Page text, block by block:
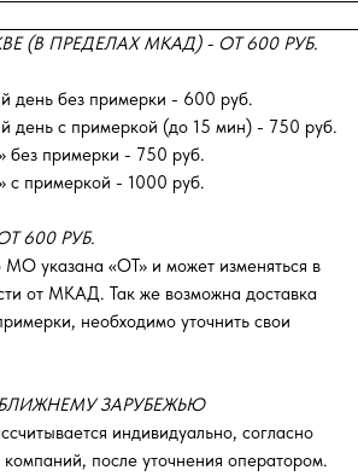
(В ПРЕДЕЛАХ МКАД) - ОТ 600 РУБ.
день без примерки - 600 руб.
день с примеркой (до 15 мин) - 750 руб.
без примерки - 750 руб.
с примеркой - 1000 руб.
600 РУБ.
МО указана «ОТ»‎ и может изменяться в
от МКАД. Так же возможна доставка
необходимо уточнить свои
ЗАРУБЕЖЬЮ
индивидуально, согласно
после уточнения оператором.